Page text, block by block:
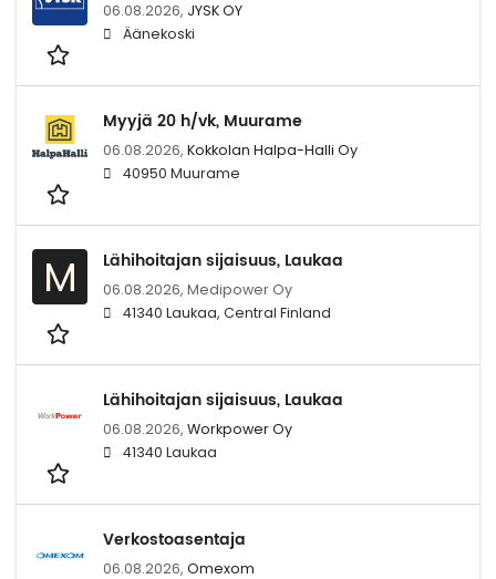
06.08.2026, JYSK OY
Äänekoski
Myyjä 20 h/vk, Muurame
06.08.2026, Kokkolan Halpa-Halli Oy
40950 Muurame
M Lähihoitajan sijaisuus, Laukaa
06.08.2026, Medipower Oy
41340 Laukaa, Central Finland
Lähihoitajan sijaisuus, Laukaa
06.08.2026, Workpower Oy
41340 Laukaa
Verkostoasentaja
06.08.2026, Omexom